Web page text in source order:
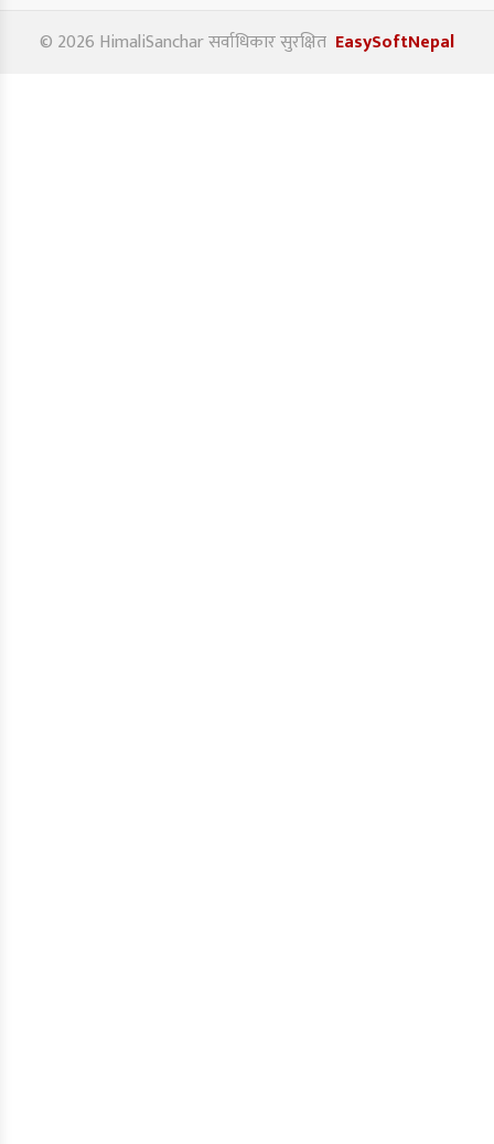
© 2026 HimaliSanchar सर्वाधिकार सुरक्षित EasySoftNepal